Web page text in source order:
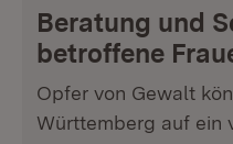
Beratung und
betroffene
Opfer von Gewalt
Württemberg auf ein